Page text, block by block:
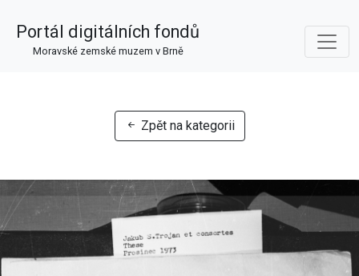
Portál digitálních fondů
Moravské zemské muzem v Brně
Zpět na kategorii